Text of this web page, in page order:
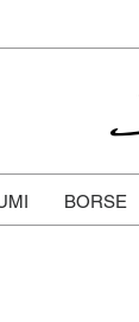
BORSE